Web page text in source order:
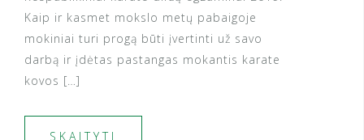
Kaip ir kasmet mokslo metų pabaigoje
mokiniai turi progą būti įvertinti už savo
darbą ir įdėtas pastangas mokantis karate
kovos […]
SKAITYTI